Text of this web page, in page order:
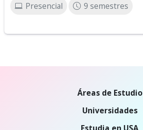
Presencial 9 semestres
Áreas de Estudio
Universidades